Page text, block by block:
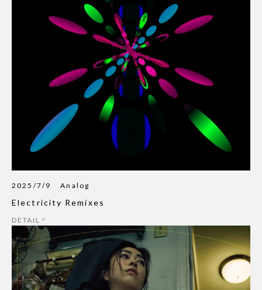
2025/7/9 Analog
Electricity Remixes
DETAIL